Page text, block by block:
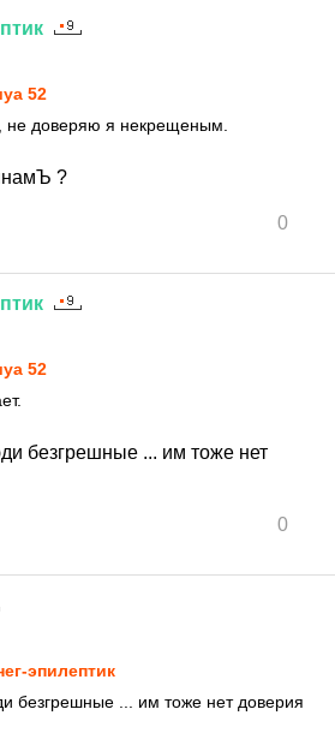
52
доверяю я некрещеным.
?
0
52
безгрешные ... им тоже нет
0
эпилептик
безгрешные ... им тоже нет доверия